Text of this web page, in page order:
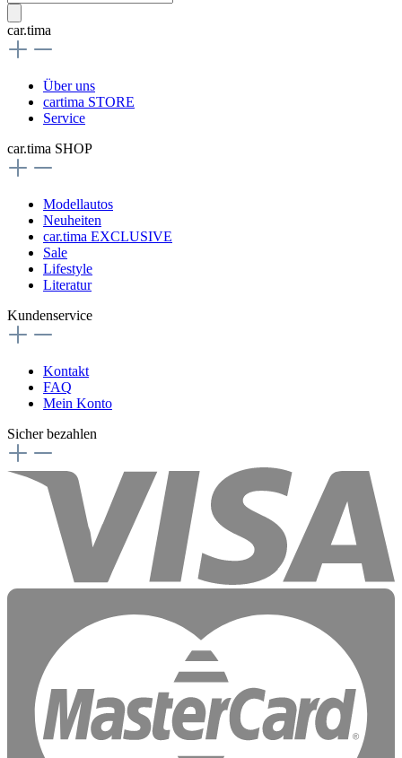
car.tima
Über uns
cartima STORE
Service
car.tima SHOP
Modellautos
Neuheiten
car.tima EXCLUSIVE
Sale
Lifestyle
Literatur
Kundenservice
Kontakt
FAQ
Mein Konto
Sicher bezahlen